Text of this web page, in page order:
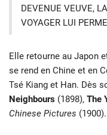
DEVENUE VEUVE,
VOYAGER LUI
Elle retourne au Japon
se rend en Chine et en
Tsé Kiang et Han. Dès
Neighbours (1898), The
Chinese Pictures (1900).